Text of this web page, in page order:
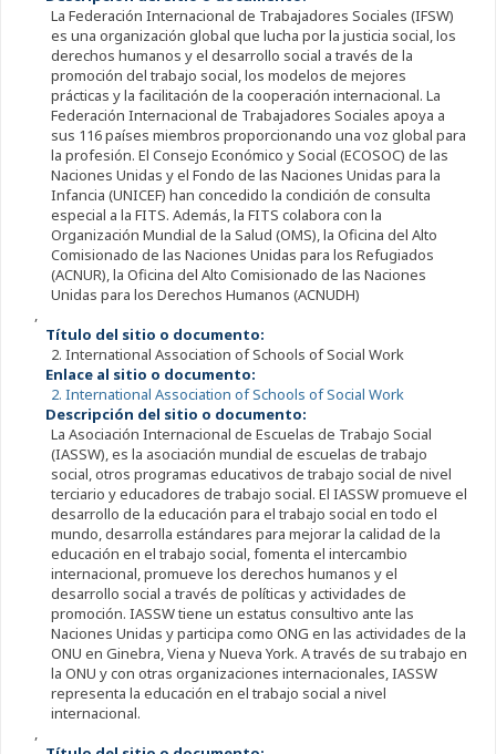
La Federación Internacional de Trabajadores Sociales (IFSW)
es una organización global que lucha por la justicia social, los
derechos humanos y el desarrollo social a través de la
promoción del trabajo social, los modelos de mejores
prácticas y la facilitación de la cooperación internacional. La
Federación Internacional de Trabajadores Sociales apoya a
sus 116 países miembros proporcionando una voz global para
la profesión. El Consejo Económico y Social (ECOSOC) de las
Naciones Unidas y el Fondo de las Naciones Unidas para la
Infancia (UNICEF) han concedido la condición de consulta
especial a la FITS. Además, la FITS colabora con la
Organización Mundial de la Salud (OMS), la Oficina del Alto
Comisionado de las Naciones Unidas para los Refugiados
(ACNUR), la Oficina del Alto Comisionado de las Naciones
Unidas para los Derechos Humanos (ACNUDH)
,
Título del sitio o documento:
2. International Association of Schools of Social Work
Enlace al sitio o documento:
2. International Association of Schools of Social Work
Descripción del sitio o documento:
La Asociación Internacional de Escuelas de Trabajo Social
(IASSW), es la asociación mundial de escuelas de trabajo
social, otros programas educativos de trabajo social de nivel
terciario y educadores de trabajo social. El IASSW promueve el
desarrollo de la educación para el trabajo social en todo el
mundo, desarrolla estándares para mejorar la calidad de la
educación en el trabajo social, fomenta el intercambio
internacional, promueve los derechos humanos y el
desarrollo social a través de políticas y actividades de
promoción. IASSW tiene un estatus consultivo ante las
Naciones Unidas y participa como ONG en las actividades de la
ONU en Ginebra, Viena y Nueva York. A través de su trabajo en
la ONU y con otras organizaciones internacionales, IASSW
representa la educación en el trabajo social a nivel
internacional.
,